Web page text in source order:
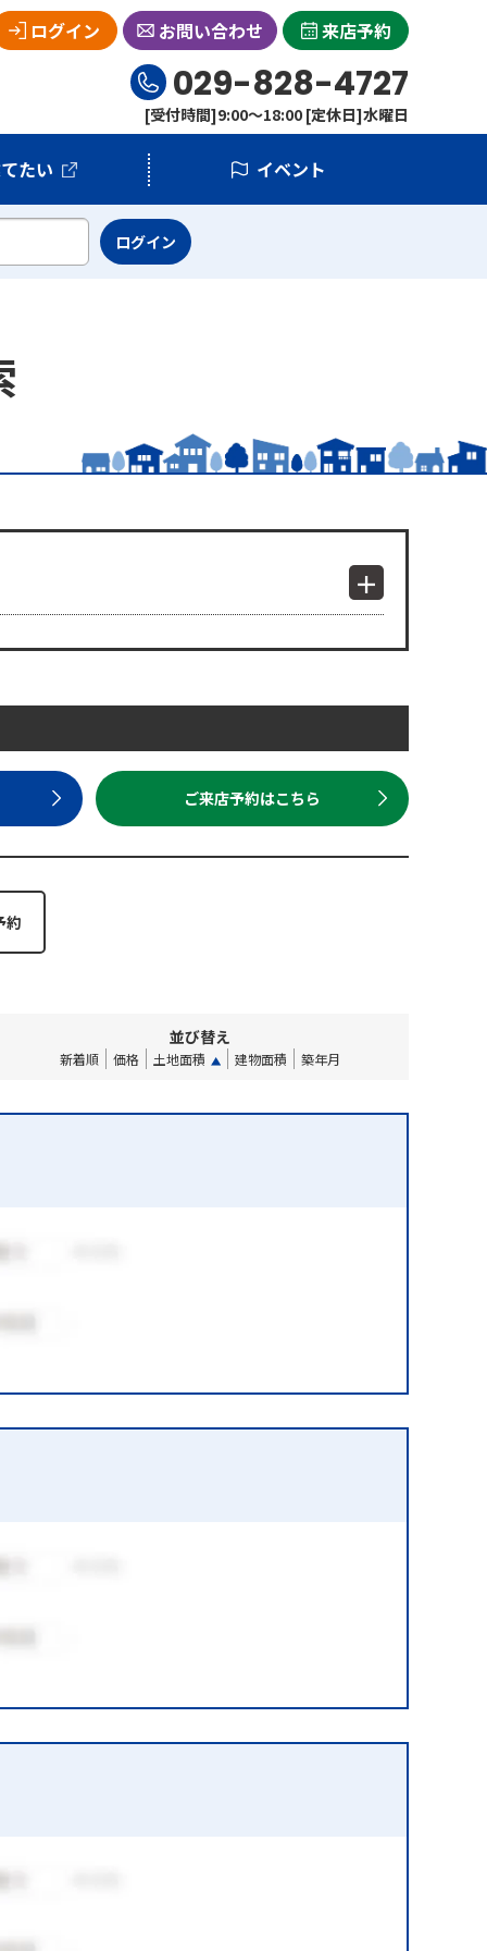
ログイン お問い合わせ 来店予約
029-828-4727
[受付時間]9:00～18:00 [定休日]水曜日
たい イベント
ご来店予約はこちら
並び替え
新着順 価格 土地面積 建物面積 築年月